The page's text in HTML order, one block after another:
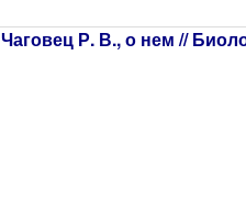
Чаговец Р. В., о нем //